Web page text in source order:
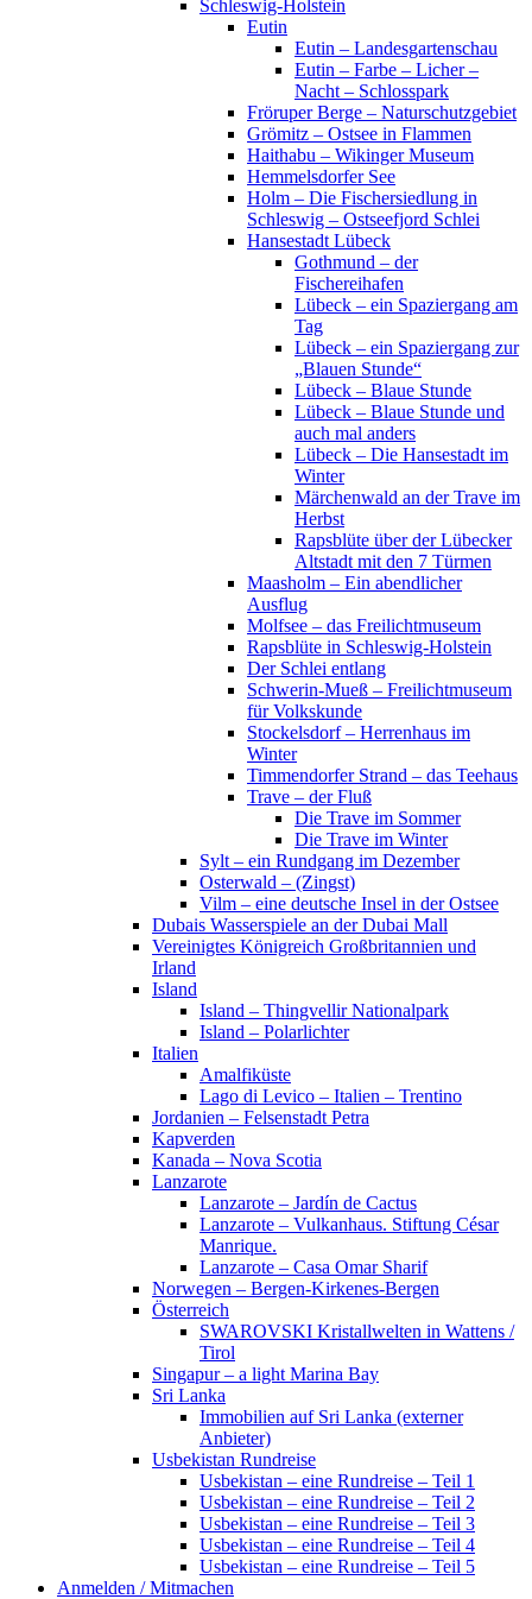
Schleswig-Holstein
Eutin
Eutin – Landesgartenschau
Eutin – Farbe – Licher –
Nacht – Schlosspark
Fröruper Berge – Naturschutzgebiet
Grömitz – Ostsee in Flammen
Haithabu – Wikinger Museum
Hemmelsdorfer See
Holm – Die Fischersiedlung in
Schleswig – Ostseefjord Schlei
Hansestadt Lübeck
Gothmund – der
Fischereihafen
Lübeck – ein Spaziergang am
Tag
Lübeck – ein Spaziergang zur
„Blauen Stunde“
Lübeck – Blaue Stunde
Lübeck – Blaue Stunde und
auch mal anders
Lübeck – Die Hansestadt im
Winter
Märchenwald an der Trave im
Herbst
Rapsblüte über der Lübecker
Altstadt mit den 7 Türmen
Maasholm – Ein abendlicher
Ausflug
Molfsee – das Freilichtmuseum
Rapsblüte in Schleswig-Holstein
Der Schlei entlang
Schwerin-Mueß – Freilichtmuseum
für Volkskunde
Stockelsdorf – Herrenhaus im
Winter
Timmendorfer Strand – das Teehaus
Trave – der Fluß
Die Trave im Sommer
Die Trave im Winter
Sylt – ein Rundgang im Dezember
Osterwald – (Zingst)
Vilm – eine deutsche Insel in der Ostsee
Dubais Wasserspiele an der Dubai Mall
Vereinigtes Königreich Großbritannien und
Irland
Island
Island – Thingvellir Nationalpark
Island – Polarlichter
Italien
Amalfiküste
Lago di Levico – Italien – Trentino
Jordanien – Felsenstadt Petra
Kapverden
Kanada – Nova Scotia
Lanzarote
Lanzarote – Jardín de Cactus
Lanzarote – Vulkanhaus. Stiftung César
Manrique.
Lanzarote – Casa Omar Sharif
Norwegen – Bergen-Kirkenes-Bergen
Österreich
SWAROVSKI Kristallwelten in Wattens /
Tirol
Singapur – a light Marina Bay
Sri Lanka
Immobilien auf Sri Lanka (externer
Anbieter)
Usbekistan Rundreise
Usbekistan – eine Rundreise – Teil 1
Usbekistan – eine Rundreise – Teil 2
Usbekistan – eine Rundreise – Teil 3
Usbekistan – eine Rundreise – Teil 4
Usbekistan – eine Rundreise – Teil 5
Anmelden / Mitmachen